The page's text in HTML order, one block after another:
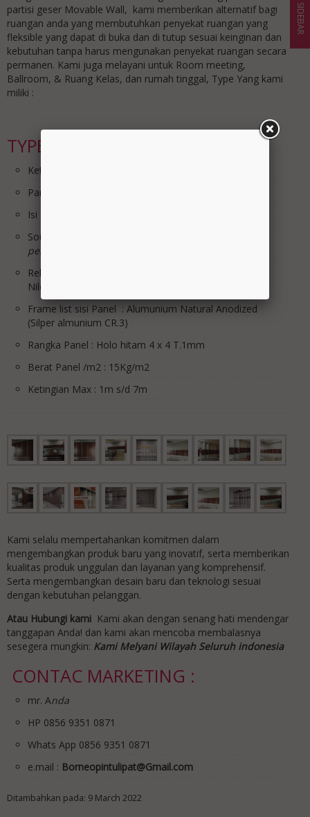
partisi geser Movable Wall, kami memberikan alternatif bagi
ruangan anda yang membutuhkan penyekat ruangan yang
fleksible yang dapat di buka dan di tutup sesuai keinginan dan
kebutuhan tanpa harus mengunakan penyekat ruangan secara
permanen. Kami juga melayani untuk Room meeting,
Ballroom, & Ruang Kelas, dan rumah tinggal, Type Yang kami
miliki :
TYPE iP-65
Ketebalan ip-65 : 65mm
Panel : Pb.Acoustic 12mm x2
Isi Panel : Glasswool 32Kg/m3
Sound Rating STC : MAX 25db
pengkondisian ruangan Acoutic
Rell & Roda : Rell Alumunium & Roda Bering, Roda
Nilon
Frame list sisi Panel : Alumunium Natural Anodized
(Silper almunium CR.3)
Rangka Panel : Holo hitam 4 x 4 T.1mm
Berat Panel /m2 : 15Kg/m2
Ketingian Max : 1m s/d 7m
Kami selalu mempertahankan komitmen dalam
mengembangkan produk baru yang inovatif, serta memberikan
kualitas produk unggulan dan layanan yang komprehensif.
Serta mengembangkan desain baru dan teknologi sesuai
dengan kebutuhan pelanggan.
Atau Hubungi kami Kami akan dengan senang hati mendengar
tanggapan Anda! dan kami akan mencoba membalasnya
sesegera mungkin: Kami Melyani Wilayah Seluruh indonesia
CONTAC MARKETING :
mr. Anda
HP 0856 9351 0871
Whats App 0856 9351 0871
e.mail : Borneopintulipat@Gmail.com
Ditambahkan pada: 9 March 2022
SIDEBAR